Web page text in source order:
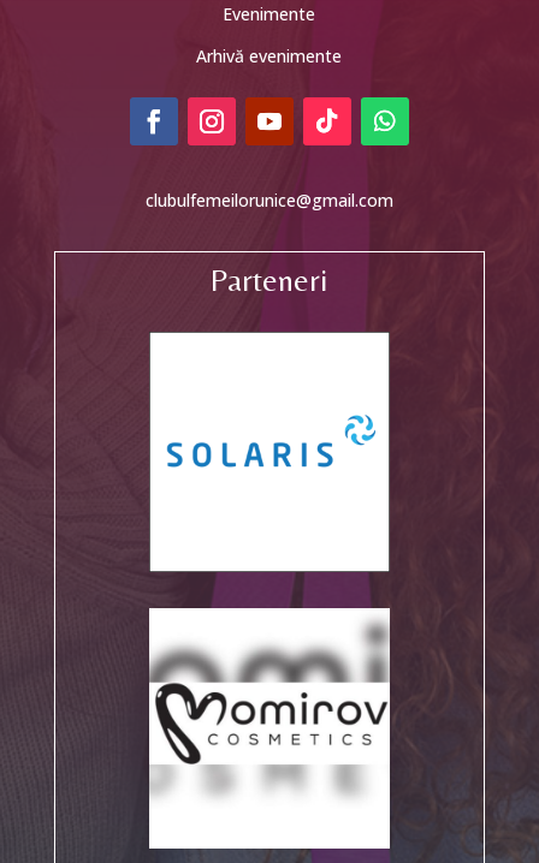
Evenimente
Arhivă evenimente
clubulfemeilorunice@gmail.com
Parteneri